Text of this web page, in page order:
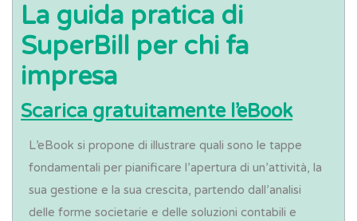
La guida pratica di
SuperBill per chi fa
impresa
Scarica gratuitamente l’eBook
L’eBook si propone di illustrare quali sono le tappe
fondamentali per pianificare l’apertura di un’attività, la
sua gestione e la sua crescita, partendo dall’analisi
delle forme societarie e delle soluzioni contabili e